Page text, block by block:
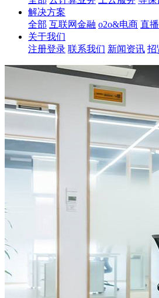
解决方案
全部 互联网金融 o2o&电商 直
关于我们
注册登录 联系我们 新闻资讯 招